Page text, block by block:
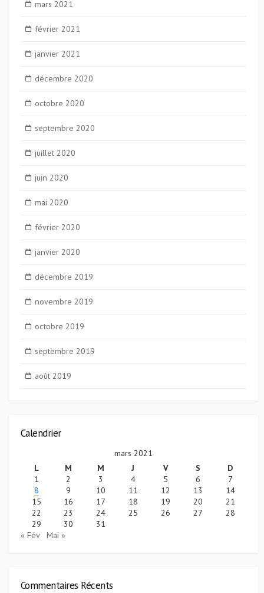
mars 2021
février 2021
janvier 2021
décembre 2020
octobre 2020
septembre 2020
juillet 2020
juin 2020
mai 2020
février 2020
janvier 2020
décembre 2019
novembre 2019
octobre 2019
septembre 2019
août 2019
Calendrier
mars 2021
L
M M J V S
D
1
2 3 4 5 6
7
8
9 10 11 12 13
14
15
16 17 18 19 20
21
22
23 24 25 26 27
28
29
30
31
« Fév
Mai »
Commentaires Récents